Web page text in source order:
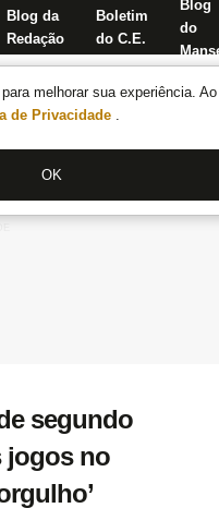
melhorar sua experiência.
de Privacidade .
OK
Blog da
Redação
Boletim
do C.E.
Blog
do
segundo
jogos no